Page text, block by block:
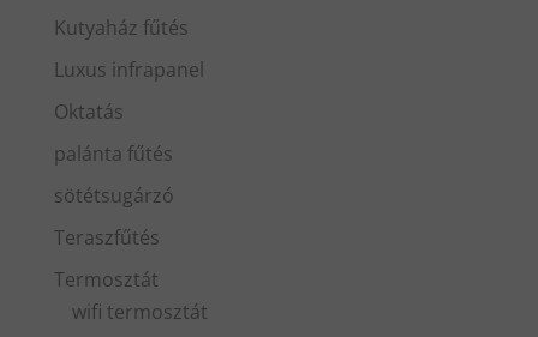
Kutyaház fűtés
Luxus infrapanel
Oktatás
palánta fűtés
sötétsugárzó
Teraszfűtés
Termosztát
wifi termosztát